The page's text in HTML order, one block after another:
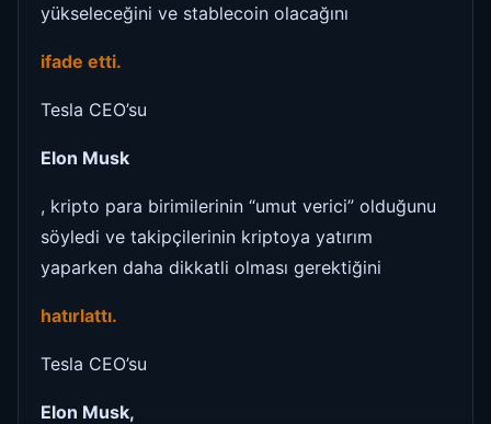
yükseleceğini ve stablecoin olacağını
ifade etti.
Tesla CEO’su
Elon Musk
, kripto para birimilerinin “umut verici” olduğunu
söyledi ve takipçilerinin kriptoya yatırım
yaparken daha dikkatli olması gerektiğini
hatırlattı.
Tesla CEO’su
Elon Musk,